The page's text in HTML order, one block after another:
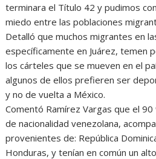
terminara el Título 42 y pudimos
miedo entre las poblaciones
Detalló que muchos migrantes en
específicamente en Juárez, temen
los cárteles que se mueven en el
algunos de ellos prefieren ser
y no de vuelta a México.
Comentó Ramírez Vargas que el
de nacionalidad venezolana,
provenientes de: República
Honduras, y tenían en común un